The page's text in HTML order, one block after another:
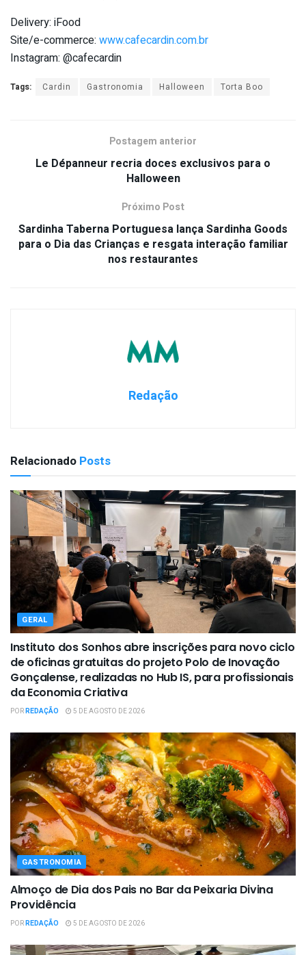
Delivery: iFood
Site/e-commerce: www.cafecardin.com.br
Instagram: @cafecardin
Tags: Cardin Gastronomia Halloween Torta Boo
Postagem anterior
Le Dépanneur recria doces exclusivos para o
Halloween
Próximo Post
Sardinha Taberna Portuguesa lança Sardinha Goods
para o Dia das Crianças e resgata interação familiar
nos restaurantes
Redação
Relacionado Posts
GERAL
Instituto dos Sonhos abre inscrições para novo ciclo
de oficinas gratuitas do projeto Polo de Inovação
Gonçalense, realizadas no Hub IS, para profissionais
da Economia Criativa
PORREDAÇÃO 5 DE AGOSTO DE 2026
GASTRONOMIA
Almoço de Dia dos Pais no Bar da Peixaria Divina
Providência
PORREDAÇÃO 5 DE AGOSTO DE 2026